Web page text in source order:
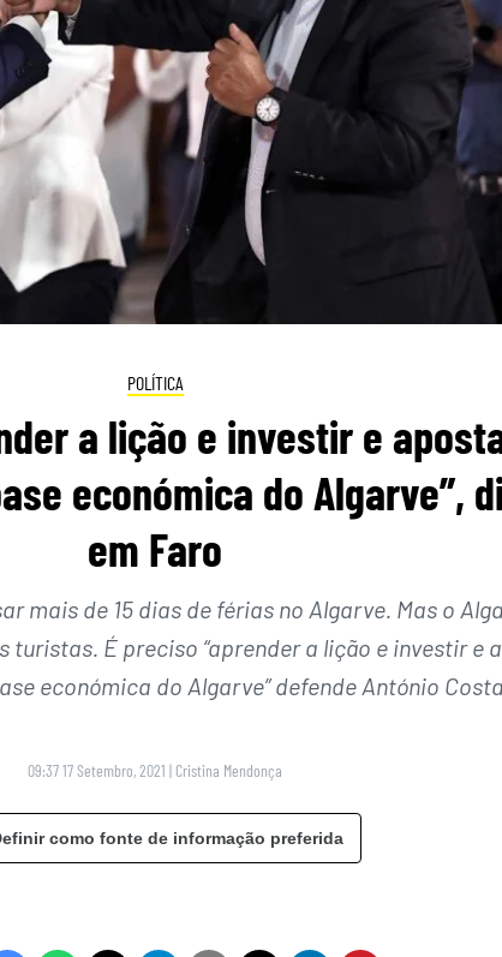
POLÍTICA
a lição e investir e
económica do Algarve”,
em Faro
mais de 15 dias de férias no Algarve. Mas o
turistas. É preciso “aprender a lição e investir e
económica do Algarve” defende António Costa
09:37 17 Setembro, 2021 | Cristina Mendonça
como fonte de informação preferida